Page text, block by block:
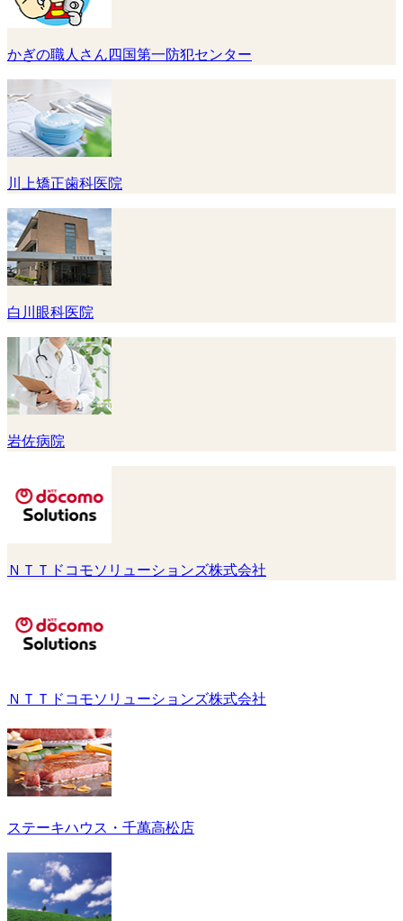
かぎの職人さん四国第一防犯センター
川上矯正歯科医院
白川眼科医院
岩佐病院
ＮＴＴドコモソリューションズ株式会社
ＮＴＴドコモソリューションズ株式会社
ステーキハウス・千萬高松店